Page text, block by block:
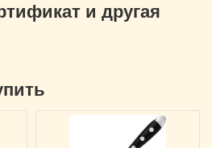
и другая